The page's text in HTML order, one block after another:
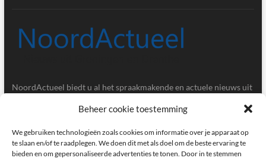
Beheer cookie toestemming
We gebruiken technologieën zoals cookies om informatie over je apparaat op
te slaan en/of te raadplegen. We doen dit met als doel om de beste ervaring te
bieden en om gepersonaliseerde advertenties te tonen. Door in te stemmen
NoordActueel biedt u al het spraakmakende en actuele nieuws uit
Gegevens
Postbus 5020, 9700GA, Groningen